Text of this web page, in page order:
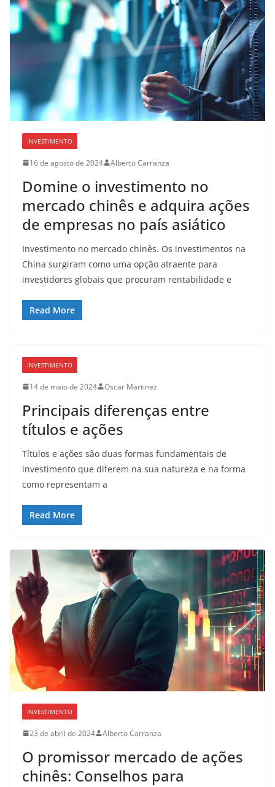
INVESTIMENTO
16 de agosto de 2024 Alberto Carranza
Domine o investimento no
mercado chinês e adquira ações
de empresas no país asiático
Investimento no mercado chinês. Os investimentos na
China surgiram como uma opção atraente para
investidores globais que procuram rentabilidade e
Read More
INVESTIMENTO
14 de maio de 2024 Oscar Martinez
Principais diferenças entre
títulos e ações
Títulos e ações são duas formas fundamentais de
investimento que diferem na sua natureza e na forma
como representam a
Read More
INVESTIMENTO
23 de abril de 2024 Alberto Carranza
O promissor mercado de ações
chinês: Conselhos para